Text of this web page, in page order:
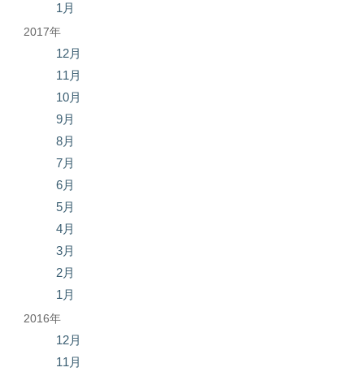
1月
2017年
12月
11月
10月
9月
8月
7月
6月
5月
4月
3月
2月
1月
2016年
12月
11月